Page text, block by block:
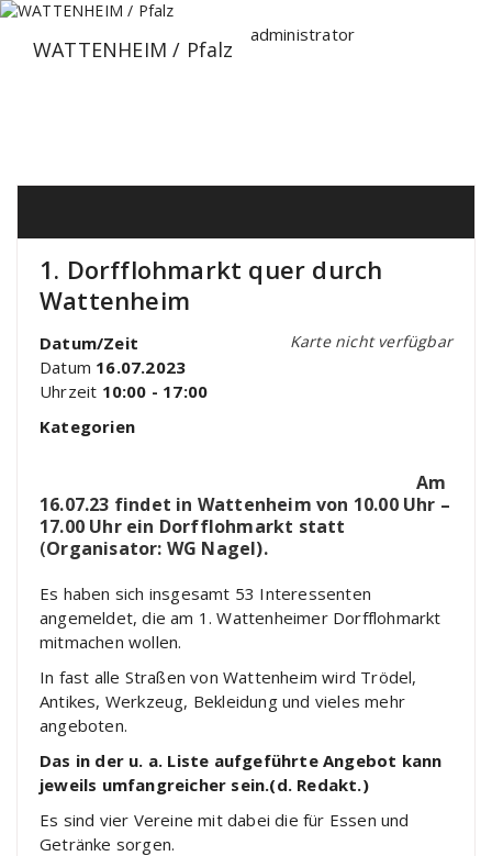
Zum
springenWATTENHEIM / Pfalz
administrator
1. Dorfflohmarkt quer durch
Wattenheim
Karte nicht verfügbar
Datum/Zeit
Datum 16.07.2023
Uhrzeit 10:00 - 17:00
Kategorien
Am
16.07.23 findet in Wattenheim von 10.00 Uhr –
17.00 Uhr ein Dorfflohmarkt statt
(Organisator: WG Nagel).
Es haben sich insgesamt 53 Interessenten
angemeldet, die am 1. Wattenheimer Dorfflohmarkt
mitmachen wollen.
In fast alle Straßen von Wattenheim wird Trödel,
Antikes, Werkzeug, Bekleidung und vieles mehr
angeboten.
Das in der u. a. Liste aufgeführte Angebot kann
jeweils umfangreicher sein.(d. Redakt.)
Es sind vier Vereine mit dabei die für Essen und
Getränke sorgen.